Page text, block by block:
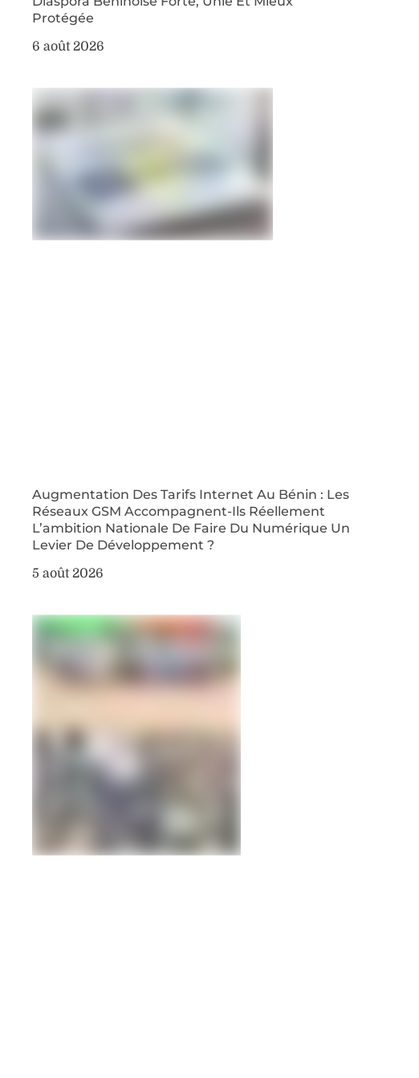
Protégée
6 août 2026
Augmentation Des Tarifs Internet Au Bénin : Les
Réseaux GSM Accompagnent-Ils Réellement
L’ambition Nationale De Faire Du Numérique Un
Levier De Développement ?
5 août 2026